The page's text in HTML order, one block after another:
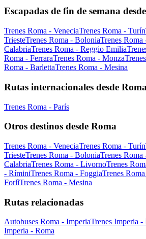
Escapadas de fin de semana
Trenes Roma - VeneciaTrenes Roma - Turín
TriesteTrenes Roma - BoloniaTrenes Roma
CalabriaTrenes Roma - Reggio Emilia
Roma - FerraraTrenes Roma - Monza
Roma - BarlettaTrenes Roma - Mesina
Rutas internacionales desde
Trenes Roma - París
Otros destinos desde Roma
Trenes Roma - VeneciaTrenes Roma - Turín
TriesteTrenes Roma - BoloniaTrenes Roma
CalabriaTrenes Roma - LivornoTrenes
- RíminiTrenes Roma - FoggiaTrenes
ForlìTrenes Roma - Mesina
Rutas relacionadas
Autobuses Roma - ImperiaTrenes Imperia -
Imperia - Roma